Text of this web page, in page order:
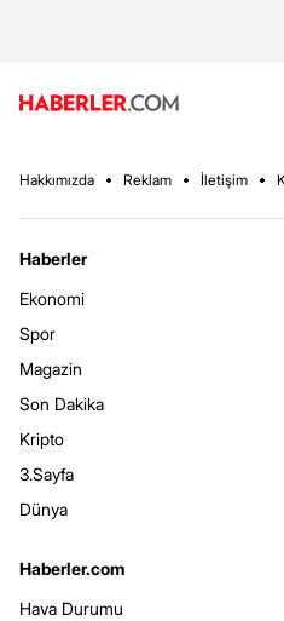
Hakkımızda Reklam İletişim
Haberler
Ekonomi
Spor
Magazin
Son Dakika
Kripto
3.Sayfa
Dünya
Haberler.com
Hava Durumu